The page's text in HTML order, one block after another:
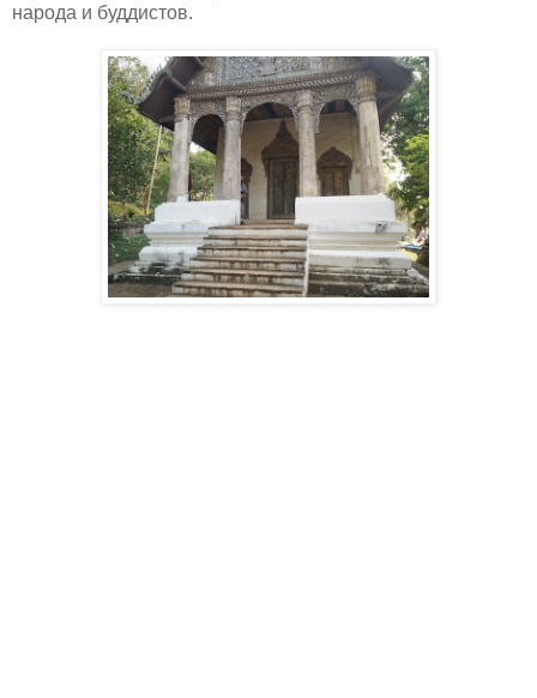
народа и буддистов.